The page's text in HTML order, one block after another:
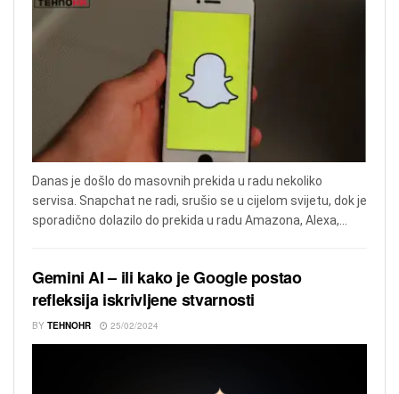
Danas je došlo do masovnih prekida u radu nekoliko
servisa. Snapchat ne radi, srušio se u cijelom svijetu, dok je
sporadično dolazilo do prekida u radu Amazona, Alexa,...
Gemini AI – ili kako je Google postao
refleksija iskrivljene stvarnosti
BY TEHNOHR 25/02/2024